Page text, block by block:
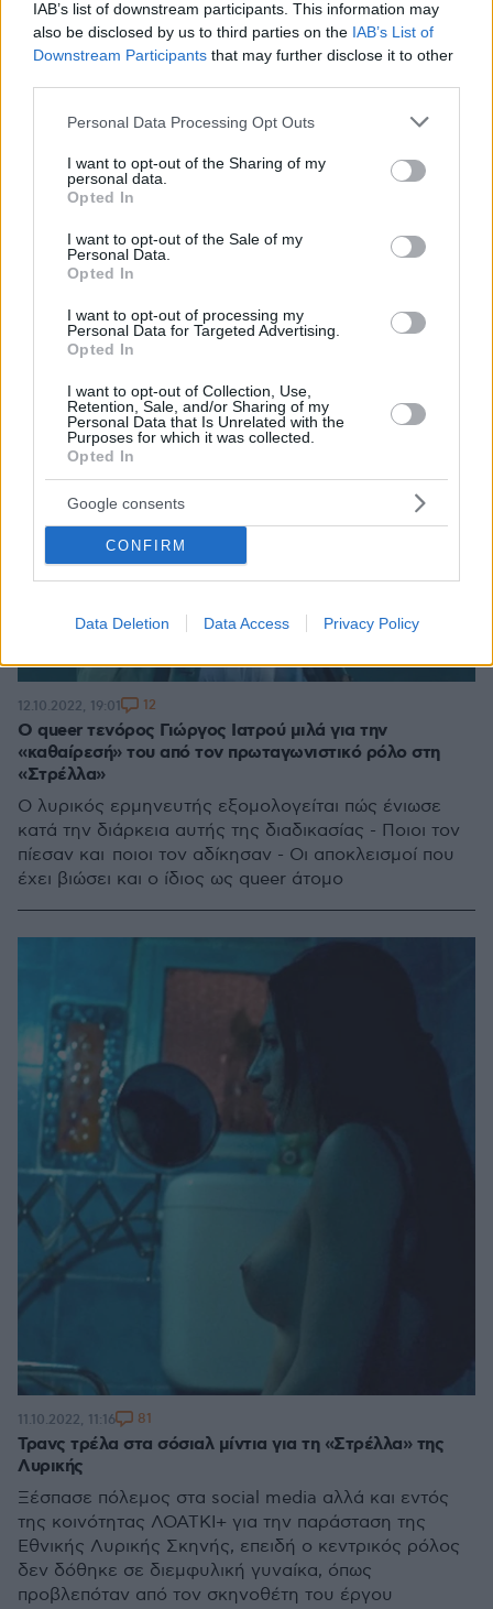
IAB’s list of downstream participants. This information may
also be disclosed by us to third parties on the IAB’s List of
Downstream Participants that may further disclose it to other
Please note that this website/app uses one or more Google
not limited to your visit or usage behaviour. You may click to
grant or deny consent to Google and its third-party tags to
use your data for below specified purposes in below Google
consent section.
Personal Data Processing Opt Outs
I want to opt-out of the Sharing of my
personal data.
Opted In
I want to opt-out of the Sale of my
Personal Data.
Opted In
I want to opt-out of processing my
Personal Data for Targeted Advertising.
Opted In
I want to opt-out of Collection, Use,
Retention, Sale, and/or Sharing of my
Personal Data that Is Unrelated with the
Purposes for which it was collected.
Opted In
Google consents
CONFIRM
Data Deletion Data Access Privacy Policy
Ποια είναι η διεμφυλική πρωταγωνίστρια της
πολυσυζητημένης όπερας δωματίου «Στρέλλα» της
Λυρικής Σκηνής
Η διαμάχη για τον ρόλο, η πρεμιέρα και το sold out
28.01.2023, 08:06 47
Ο queer τενόρος Γιώργος Ιατρού μιλά για την
«καθαίρεσή» του από τον πρωταγωνιστικό ρόλο στη
«Στρέλλα»
Ο λυρικός ερμηνευτής εξομολογείται πώς ένιωσε
κατά την διάρκεια αυτής της διαδικασίας - Ποιοι τον
πίεσαν και ποιοι τον αδίκησαν - Οι αποκλεισμοί που
έχει βιώσει και ο ίδιος ως queer άτομο
12.10.2022, 19:01 12
Τρανς τρέλα στα σόσιαλ μίντια για τη «Στρέλλα» της
Λυρικής
Ξέσπασε πόλεμος στα social media αλλά και εντός
της κοινότητας ΛΟΑΤΚΙ+ για την παράσταση της
Εθνικής Λυρικής Σκηνής, επειδή ο κεντρικός ρόλος
δεν δόθηκε σε διεμφυλική γυναίκα, όπως
προβλεπόταν από τον σκηνοθέτη του έργου
11.10.2022, 11:16 81